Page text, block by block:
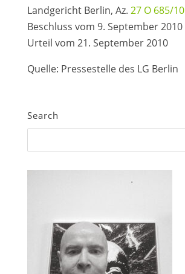
Landgericht Berlin, Az. 27 O 685/10
Beschluss vom 9. September 2010
Urteil vom 21. September 2010
Quelle: Pressestelle des LG Berlin
Search